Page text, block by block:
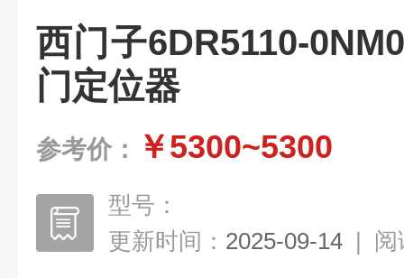
西门子6DR5110-
门定位器
参考价： ￥5300~5300
型号：
更新时间： 2025-09-14 | 阅